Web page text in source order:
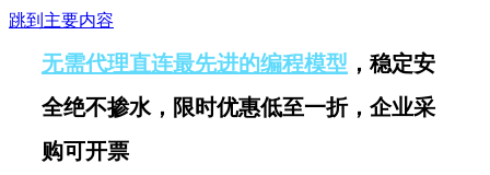
跳到主要内容
无需代理直连最先进的编程模型 ，稳定安
全绝不掺水，限时优惠低至一折，企业采
购可开票